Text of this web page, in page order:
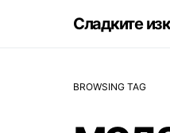
Сладките
BROWSING TAG